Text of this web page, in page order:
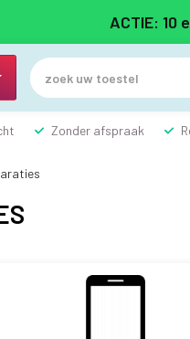
ACTIE: 10
Zonder afspraak